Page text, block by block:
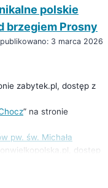
polskie
brzegiem Prosny
3 marca 2026
zabytek.pl, dostęp z
” na stronie
pw. św. Michała
dostęp
stronie